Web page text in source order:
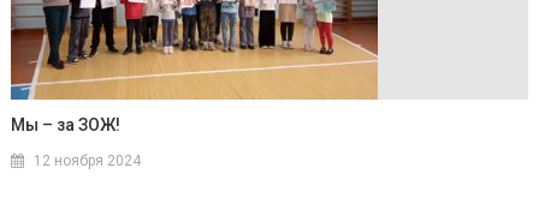
Мы – за ЗОЖ!
12 ноября 2024